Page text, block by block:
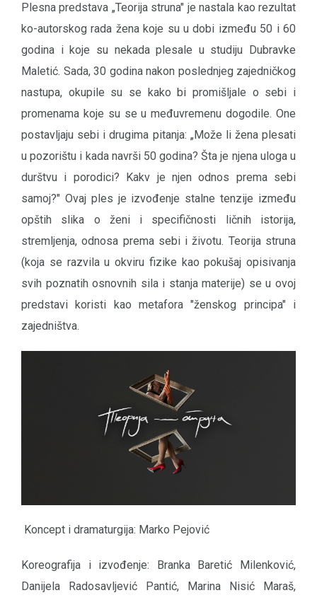
Plesna predstava „Teorija struna" je nastala kao rezultat
ko-autorskog rada žena koje su u dobi između 50 i 60
godina i koje su nekada plesale u studiju Dubravke
Maletić. Sada, 30 godina nakon poslednjeg zajedničkog
nastupa, okupile su se kako bi promišljale o sebi i
promenama koje su se u međuvremenu dogodile. One
postavljaju sebi i drugima pitanja: „Može li žena plesati
u pozorištu i kada navrši 50 godina? Šta je njena uloga u
durštvu i porodici? Kakv je njen odnos prema sebi
samoj?" Ovaj ples je izvođenje stalne tenzije između
opštih slika o ženi i specifičnosti ličnih istorija,
stremljenja, odnosa prema sebi i životu. Teorija struna
(koja se razvila u okviru fizike kao pokušaj opisivanja
svih poznatih osnovnih sila i stanja materije) se u ovoj
predstavi koristi kao metafora "ženskog principa" i
zajedništva.
Koncept i dramaturgija: Marko Pejović
Koreografija i izvođenje: Branka Baretić Milenković,
Danijela Radosavljević Pantić, Marina Nisić Maraš,